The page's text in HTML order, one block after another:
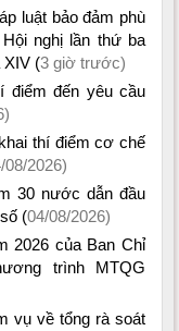
luật bảo đảm phù
nghị lần thứ ba
XIV (3 giờ trước)
điểm đến yêu cầu
thí điểm cơ chế
08/2026)
30 nước dẫn đầu
(04/08/2026)
2026 của Ban Chỉ
trình MTQG
vụ về tổng rà soát